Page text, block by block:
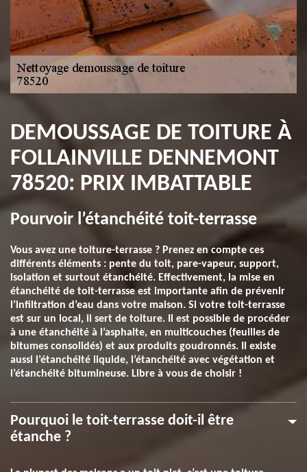
DEMOUSSAGE DE TOITURE À
FOLLAINVILLE DENNEMONT
78520: PRIX IMBATTABLE
Pourvoir l’étanchéité toit-terrasse
Vous avez une toiture-terrasse ? Prenez en compte ces
différents éléments : pente du toit, pare-vapeur, support,
isolation et surtout étanchéité. Effectivement, la mise en
étanchéité de toit-terrasse est importante afin de prévenir
l’infiltration d’eau dans votre maison. Si votre toit-terrasse
est sur un local, il sert de toiture. Il est possible de procéder
à une étanchéité à l’asphalte, en multicouches (feuilles de
bitumes consolidés) et aux produits goudronnés. Il existe
aussi l’étanchéité liquide, l’étanchéité avec végétation et
l’étanchéité bitumineuse. Libre à vous de choisir !
Pourquoi le toit-terrasse doit-il être
étanche ?